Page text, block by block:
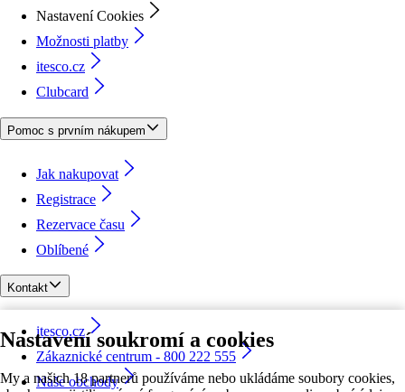
Nastavení soukromí a cookies
My a našich 18 partnerů používáme nebo ukládáme soubory cookies,
Nastavení Cookies
Možnosti platby
itesco.cz
Clubcard
Pomoc s prvním nákupem
Jak nakupovat
Registrace
Rezervace času
Oblíbené
Kontakt
itesco.cz
Zákaznické centrum - 800 222 555
Naše obchody